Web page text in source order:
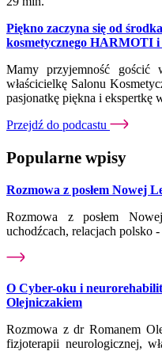
Piękno zaczyna się od
kosmetycznego HARMOTI
Mamy przyjemność gościć
właścicielkę Salonu
pasjonatkę piękna i ekspertkę
Przejdź do podcastu
Popularne wpisy
Rozmowa z posłem Nowej
Rozmowa z posłem
uchodźcach, relacjach polsko
O Cyber-oku i
Olejniczakiem
Rozmowa z dr Romanem
fizjoterapii neurologicznej,